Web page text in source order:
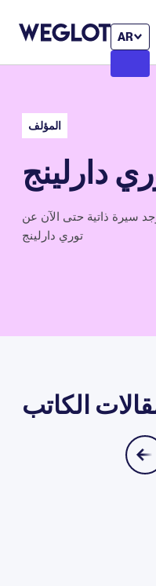
AR
المؤلف
دارلينج
سيرة ذاتية حتى الآن عن
توري دارلينج
الكاتب